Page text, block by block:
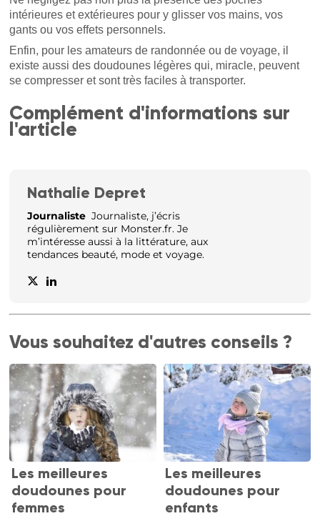
intérieures et extérieures pour y glisser vos mains, vos
gants ou vos effets personnels.
Enfin, pour les amateurs de randonnée ou de voyage, il
existe aussi des doudounes légères qui, miracle, peuvent
se compresser et sont très faciles à transporter.
Complément d'informations sur
l'article
Nathalie Depret
Journaliste Journaliste, j’écris
régulièrement sur Monster.fr. Je
m’intéresse aussi à la littérature, aux
tendances beauté, mode et voyage.
Vous souhaitez d'autres conseils ?
Les meilleures
doudounes pour
femmes
Les meilleures
doudounes pour
enfants